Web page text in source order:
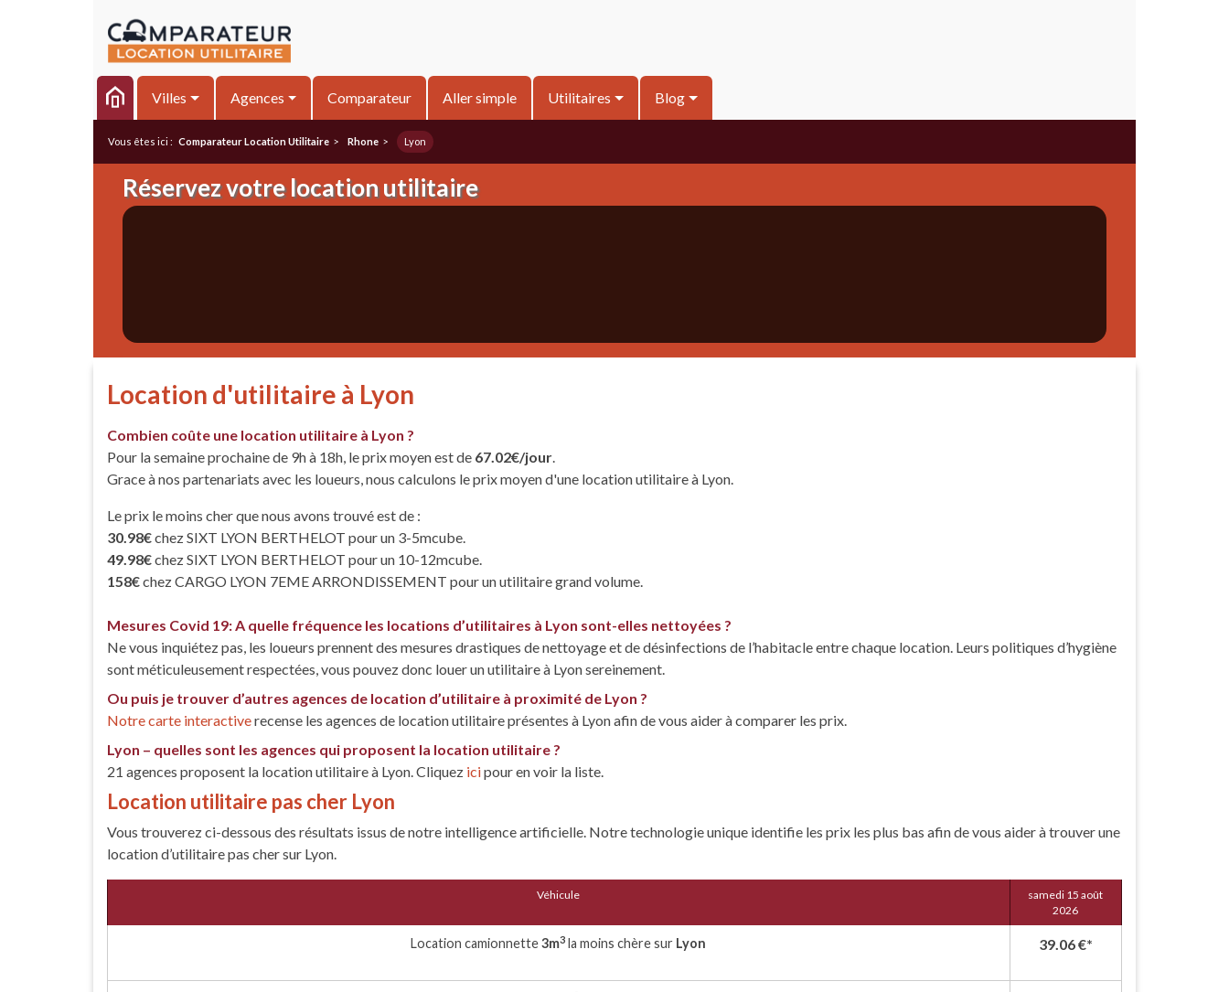
Villes Agences Comparateur Aller simple Utilitaires Blog
Vous êtes ici : Comparateur Location Utilitaire > Rhone > Lyon
Réservez votre location utilitaire
Location d'utilitaire à Lyon
Combien coûte une location utilitaire à Lyon ?
Pour la semaine prochaine de 9h à 18h, le prix moyen est de 67.02€/jour.
Grace à nos partenariats avec les loueurs, nous calculons le prix moyen d'une location utilitaire à Lyon.
Le prix le moins cher que nous avons trouvé est de :
30.98€chez SIXT LYON BERTHELOT pour un 3-5mcube.
49.98€chez SIXT LYON BERTHELOT pour un 10-12mcube.
158€chez CARGO LYON 7EME ARRONDISSEMENT pour un utilitaire grand volume.
Mesures Covid 19: A quelle fréquence les locations d’utilitaires à Lyon sont-elles nettoyées ?
Ne vous inquiétez pas, les loueurs prennent des mesures drastiques de nettoyage et de désinfections de l’habitacle entre chaque location. Leurs politiques d’hygiène
sont méticuleusement respectées, vous pouvez donc louer un utilitaire à Lyon sereinement.
Ou puis je trouver d’autres agences de location d’utilitaire à proximité de Lyon ?
Notre carte interactiverecense les agences de location utilitaire présentes à Lyon afin de vous aider à comparer les prix.
Lyon – quelles sont les agences qui proposent la location utilitaire ?
21 agences proposent la location utilitaire à Lyon. Cliquez icipour en voir la liste.
Location utilitaire pas cher Lyon
Vous trouverez ci-dessous des résultats issus de notre intelligence artificielle. Notre technologie unique identifie les prix les plus bas afin de vous aider à trouver une
location d’utilitaire pas cher sur Lyon.
Véhicule
Location camionnette3m3 la moins chère sur Lyon
samedi 15 août
2026
39.06€*